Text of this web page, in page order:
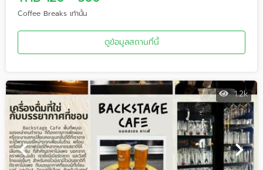
Coffee Breaks เท่านั้น
ดูข้อมูลสถานที่นี้
1.2k